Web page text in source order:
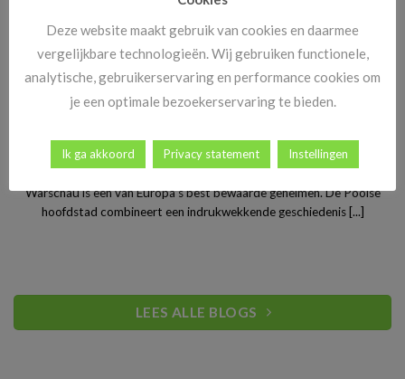
Stedentrip Warschau: ontdek de verrassende charme van
Polen’s bruisende hoofdstad
Warschau is een van Europa’s best bewaarde geheimen. De Poolse
hoofdstad combineert een indrukwekkende geschiedenis [...]
LEES ALLE BLOGS
Deze website maakt gebruik van cookies en daarmee
vergelijkbare technologieën. Wij gebruiken functionele,
analytische, gebruikerservaring en performance cookies om
je een optimale bezoekerservaring te bieden.
Ik ga akkoord Privacy statement Instellingen